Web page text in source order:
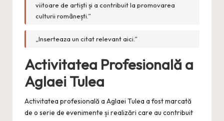
viitoare de artiști și a contribuit la promovarea
culturii românești.”
„Inserteaza un citat relevant aici.”
Activitatea Profesională a
Aglaei Tulea
Activitatea profesională a Aglaei Tulea a fost marcată
de o serie de evenimente și realizări care au contribuit